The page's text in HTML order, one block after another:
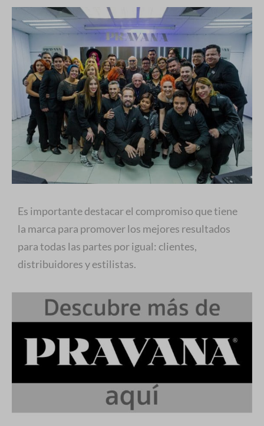
Es importante destacar el compromiso que tiene
la marca para promover los mejores resultados
para todas las partes por igual: clientes,
distribuidores y estilistas.